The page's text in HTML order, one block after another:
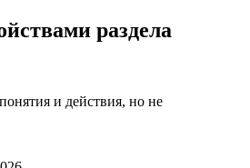
раздела
и действия, но не